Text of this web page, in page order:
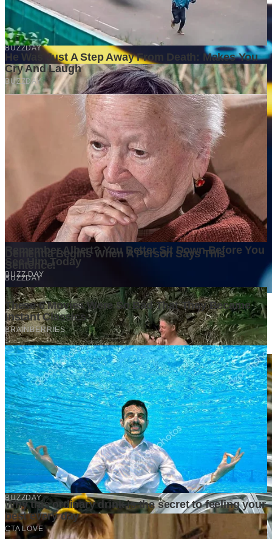
Persaingan Bisnis Makin Ketat, Analisis Awal Menjadi Penentu
Keberhasilan
1 month ago